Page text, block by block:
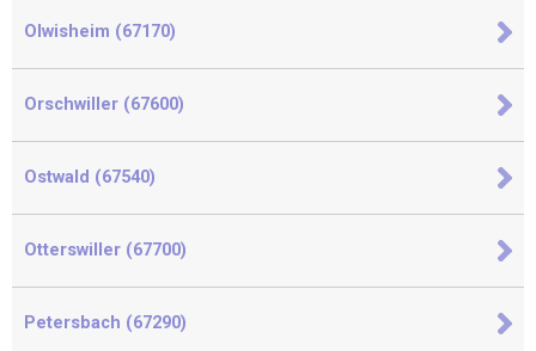
Olwisheim (67170)
Orschwiller (67600)
Ostwald (67540)
Otterswiller (67700)
Petersbach (67290)